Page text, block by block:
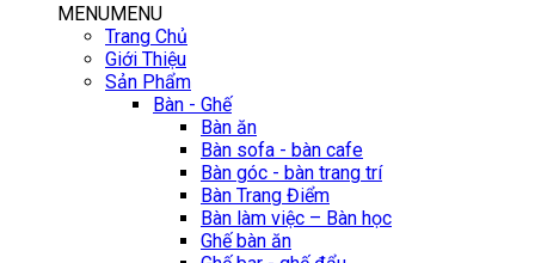
MENUMENU
Trang Chủ
Giới Thiệu
Sản Phẩm
Bàn - Ghế
Bàn ăn
Bàn sofa - bàn cafe
Bàn góc - bàn trang trí
Bàn Trang Điểm
Bàn làm việc – Bàn học
Ghế bàn ăn